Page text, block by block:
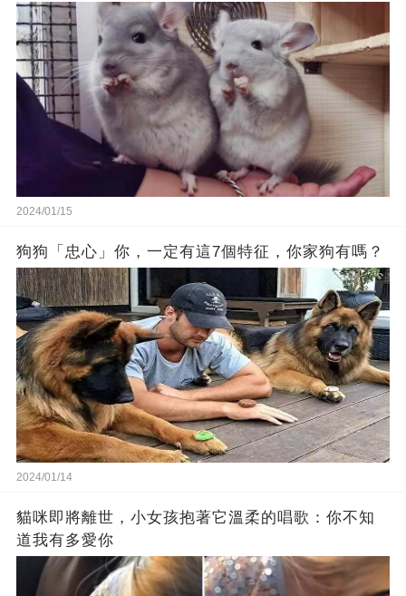
2024/01/15
狗狗「忠心」你，一定有這7個特征，你家狗有嗎？
2024/01/14
貓咪即將離世，小女孩抱著它溫柔的唱歌：你不知
道我有多愛你